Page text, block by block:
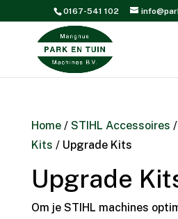
0167-541 102
Home/ STIHL Accessoires /
Kits / Upgrade Kits
Upgrade
Om je STIHL machines